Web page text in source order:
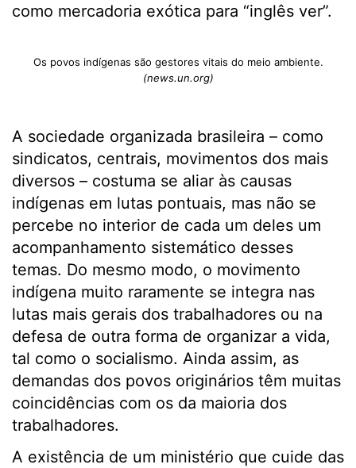
como mercadoria exótica para “inglês ver”.
Os povos indígenas são gestores vitais do meio ambiente.
(news.un.org)
A sociedade organizada brasileira – como
sindicatos, centrais, movimentos dos mais
diversos – costuma se aliar às causas
indígenas em lutas pontuais, mas não se
percebe no interior de cada um deles um
acompanhamento sistemático desses
temas. Do mesmo modo, o movimento
indígena muito raramente se integra nas
lutas mais gerais dos trabalhadores ou na
defesa de outra forma de organizar a vida,
tal como o socialismo. Ainda assim, as
demandas dos povos originários têm muitas
coincidências com os da maioria dos
trabalhadores.
A existência de um ministério que cuide das